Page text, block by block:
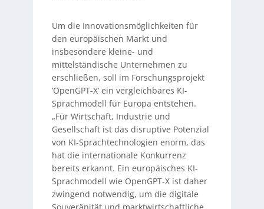
Um die Innovationsmöglichkeiten für
den europäischen Markt und
insbesondere kleine- und
mittelständische Unternehmen zu
erschließen, soll im Forschungsprojekt
’OpenGPT-X’ ein vergleichbares KI-
Sprachmodell für Europa entstehen.
„Für Wirtschaft, Industrie und
Gesellschaft ist das disruptive Potenzial
von KI-Sprachtechnologien enorm, das
hat die internationale Konkurrenz
bereits erkannt. Ein europäisches KI-
Sprachmodell wie OpenGPT-X ist daher
zwingend notwendig, um die digitale